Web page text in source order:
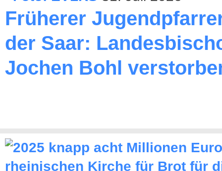
Früherer
der Saar:
Jochen Bohl